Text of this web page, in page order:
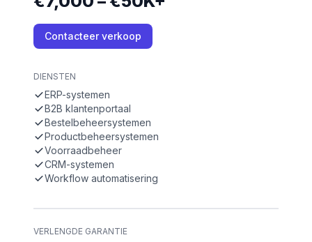
Contacteer verkoop
DIENSTEN
ERP-systemen
B2B klantenportaal
Bestelbeheersystemen
Productbeheersystemen
Voorraadbeheer
CRM-systemen
Workflow automatisering
VERLENGDE GARANTIE